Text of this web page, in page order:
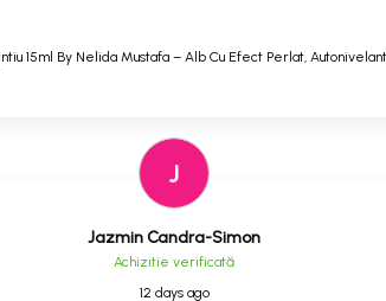
15ml By Nelida Mustafa – Alb Cu Efect Perlat,
J
Jazmin Candra-Simon
Achizitie verificată
12 days ago